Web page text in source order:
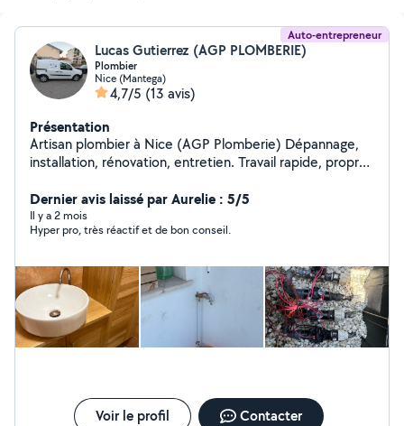
Auto-entrepreneur
Lucas Gutierrez (AGP PLOMBERIE)
Plombier
Nice (Mantega)
4,7/5 (13 avis)
Présentation
Artisan plombier à Nice (AGP Plomberie) Dépannage,
installation, rénovation, entretien. Travail rapide, propre
secteur de nice et ses alentours.
Dernier avis laissé par Aurelie : 5/5
Il y a 2 mois
Hyper pro, très réactif et de bon conseil.
Voir le profil Contacter